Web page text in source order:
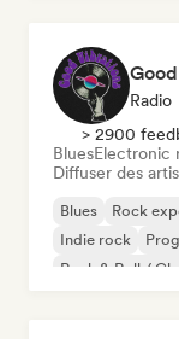
Radio
> 2900
BluesElectronic
Diffuser des
Blues Rock
Indie rock
Rock & Roll /